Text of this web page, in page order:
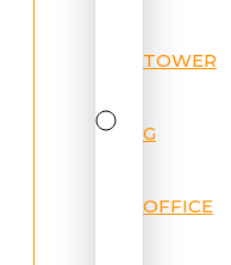
TOWER
G
OFFICE